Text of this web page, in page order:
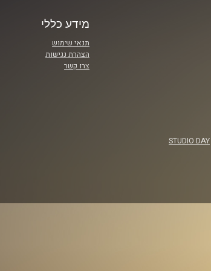
מידע כללי
תנאי שימוש
הצהרת נגישות
צרו קשר
STUDIO DAY